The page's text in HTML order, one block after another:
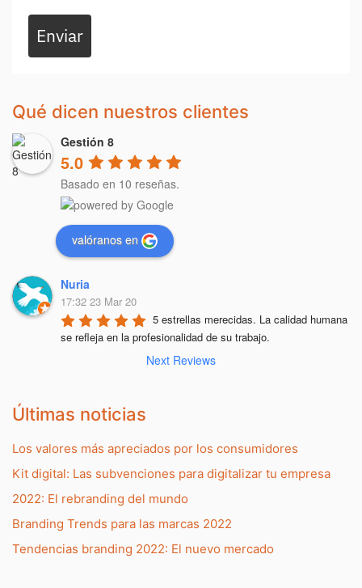
Enviar
Qué dicen nuestros clientes
Gestión 8
5.0
Basado en 10 reseñas.
valóranos en
Nuria
17:32 23 Mar 20
5 estrellas merecidas. La calidad humana
se refleja en la profesionalidad de su trabajo.
Next Reviews
Últimas noticias
Los valores más apreciados por los consumidores
Kit digital: Las subvenciones para digitalizar tu empresa
2022: El rebranding del mundo
Branding Trends para las marcas 2022
Tendencias branding 2022: El nuevo mercado